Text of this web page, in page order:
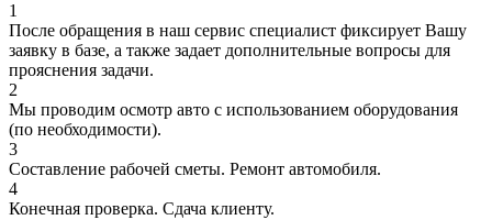
1
После обращения в наш сервис специалист фиксирует Вашу
заявку в базе, а также задает дополнительные вопросы для
прояснения задачи.
2
Мы проводим осмотр авто с использованием оборудования
(по необходимости).
3
Составление рабочей сметы. Ремонт автомобиля.
4
Конечная проверка. Сдача клиенту.